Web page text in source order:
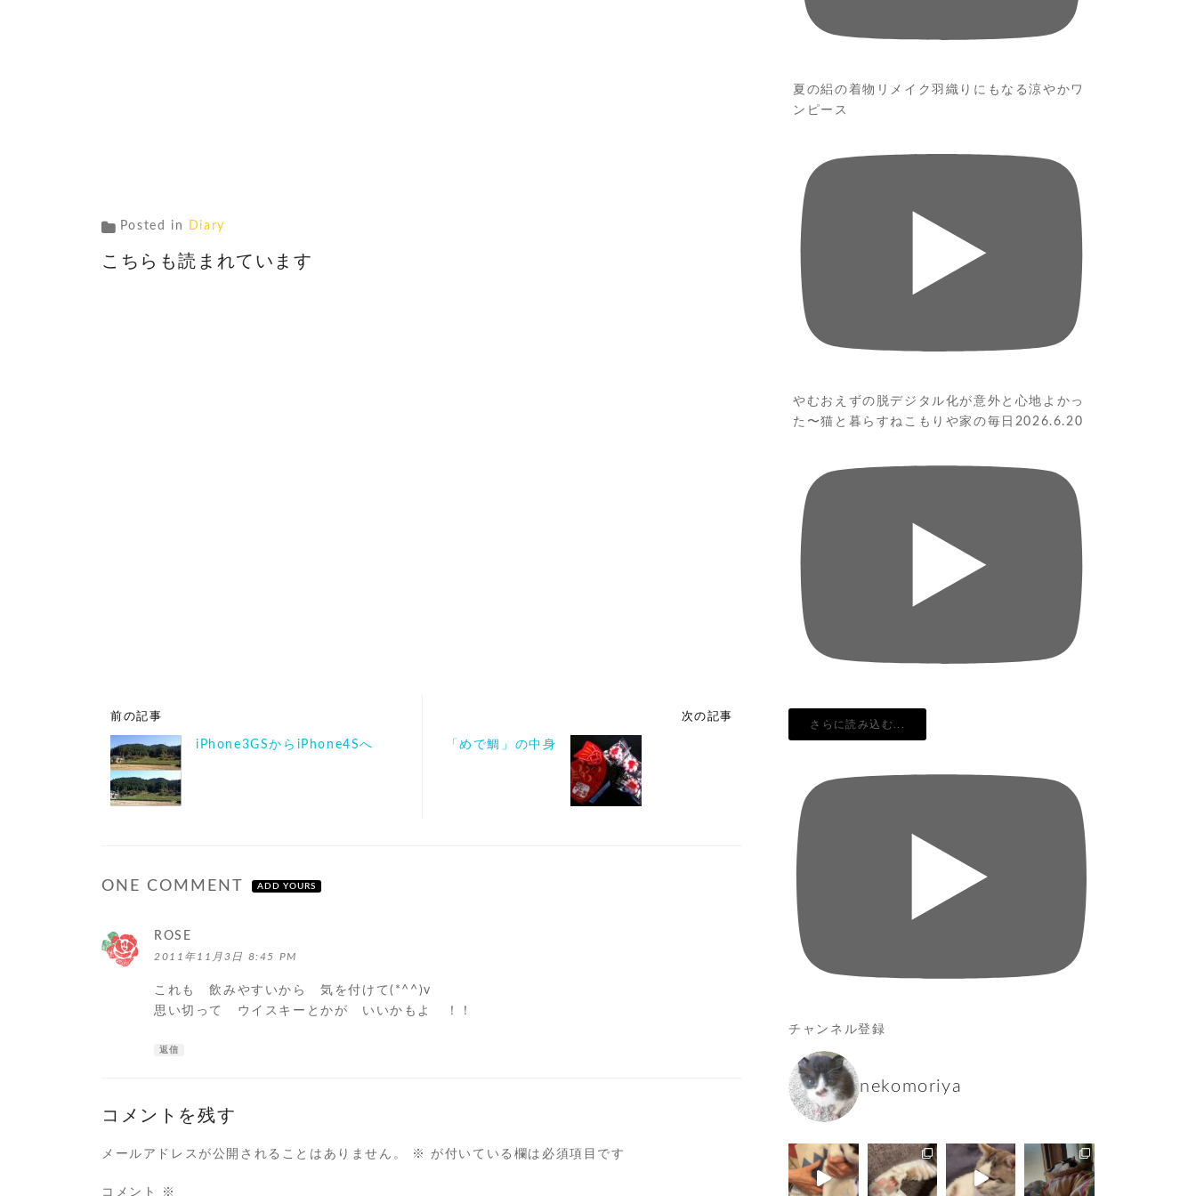
Posted in Diary
こちらも読まれています
前の記事
iPhone3GSからiPhone4Sへ
次の記事
「めで鯛」の中身
ONE COMMENT ADD YOURS
ROSE
り:
2011年11月3日 8:45 PM
これも 飲みやすいから 気を付けて(*^^)v
思い切って ウイスキーとかが いいかもよ ！！
返信
コメントを残す
メールアドレスが公開されることはありません。 ※ が付いている欄は必須項目です
コメント ※
夏の絽の着物リメイク羽織りにもなる涼やかワ
ンピース
やむおえずの脱デジタル化が意外と心地よかっ
た〜猫と暮らすねこもりや家の毎日2026.6.20
さらに読み込む...
チャンネル登録
nekomoriya